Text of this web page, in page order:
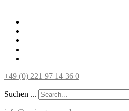
+49 (0) 221 97 14 36 0
Suchen ...